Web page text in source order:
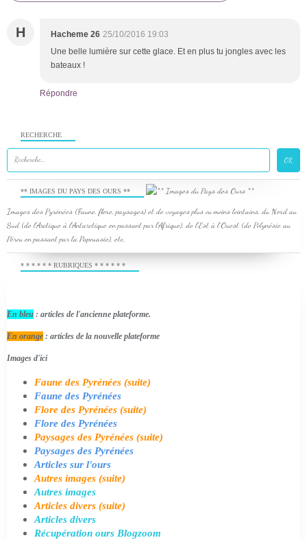
H Hacheme 26 25/10/2016 19:03
Une belle lumière sur cette glace. Et en plus tu jongles avec les
bateaux !
Répondre
RECHERCHE
** IMAGES DU PAYS DES OURS **
Images des Pyrénées (Faune, flore, paysages) et de voyages plus ou moins lointains, du Nord au
Sud (de l'Arctique à l'Antarctique en passant par l'Afrique), de l'Est à l'Ouest (de Polynésie au
Pérou en passant par la Papouasie), etc.
* * * * * * RUBRIQUES * * * * * *
En bleu : articles de l'ancienne plateforme.
En orange : articles de la nouvelle plateforme
Images d'ici
Faune des Pyrénées (suite)
Faune des Pyrénées
Flore des Pyrénées (suite)
Flore des Pyrénées
Paysages des Pyrénées (suite)
Paysages des Pyrénées
Articles sur l'ours
Autres images (suite)
Autres images
Articles divers (suite)
Articles divers
Récupération ours Blogzoom